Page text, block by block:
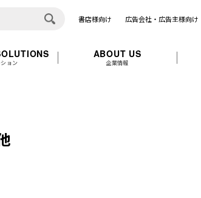
書店様向け 広告会社・広告主様向け
ョン
ABOUT US
企業情報